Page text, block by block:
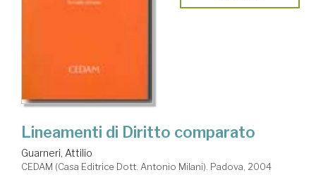
Lineamenti di Diritto comparato
Guarneri, Attilio
CEDAM (Casa Editrice Dott. Antonio Milani). Padova, 2004